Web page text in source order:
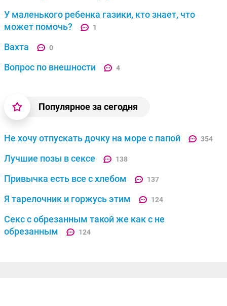
У маленького ребенка газики, кто знает, что
может помочь?
1
Вахта 0
Вопрос по внешности 4
Популярное за сегодня
Не хочу отпускать дочку на море с папой 354
Лучшие позы в сексе 138
Привычка есть все с хлебом 137
Я тарелочник и горжусь этим 124
Секс с обрезанным такой же как с не
обрезанным
124